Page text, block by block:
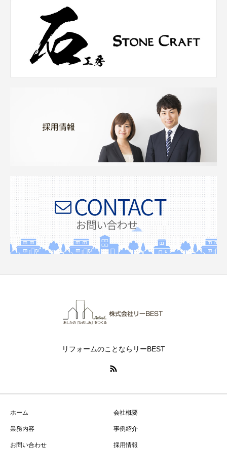
リフォームのことならリーBEST
ホーム 会社概要
業務内容 事例紹介
お問い合わせ 採用情報